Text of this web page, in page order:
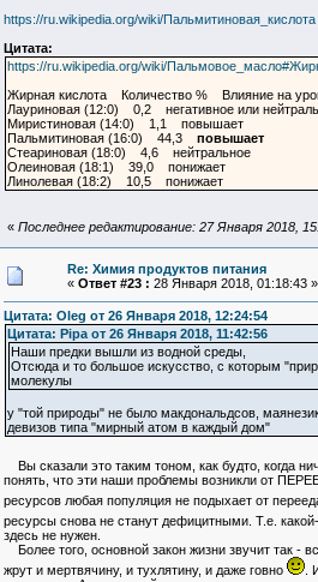
https://ru.wikipedia.org/wiki/Пальмитиновая_кислота
Цитата:
https://ru.wikipedia.org/wiki/
Жирная кислота Количество % Влияние на
Лауриновая (12:0) 0,2 негативное или
Миристиновая (14:0) 1,1 повышает
Пальмитиновая (16:0) 44,3 повышает
Стеариновая (18:0) 4,6 нейтральное
Олеиновая (18:1) 39,0 понижает
Линолевая (18:2) 10,5 понижает
« Последнее редактирование: 27 Января 2018,
Re: Химия продуктов питания
« Ответ #23 : 28 Января 2018, 01:18:43 »
Цитата: Oleg от 26 Января 2018, 12:24:54
Цитата: Pipa от 26 Января 2018, 11:42:56
Наши предки вышли из водной среды,
Отсюда и то большое искусство, с которым
молекулы
у "той природы" не было макдональдсов,
девизов типа "мирный атом в каждый дом"
Вы сказали это таким тоном, как будто, когда
понять, что эти наши проблемы возникли от
ресурсов любая популяция не подыхает от
ресурсы снова не станут дефицитными. Т.е.
здесь не нужен.
Более того, основной закон жизни звучит так -
жрут и мертвячину, и тухлятину, и даже говно
.